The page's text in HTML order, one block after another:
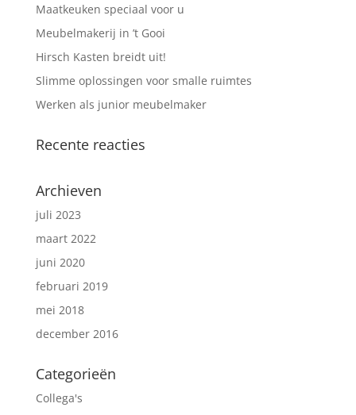
Maatkeuken speciaal voor u
Meubelmakerij in ’t Gooi
Hirsch Kasten breidt uit!
Slimme oplossingen voor smalle ruimtes
Werken als junior meubelmaker
Recente reacties
Archieven
juli 2023
maart 2022
juni 2020
februari 2019
mei 2018
december 2016
Categorieën
Collega's